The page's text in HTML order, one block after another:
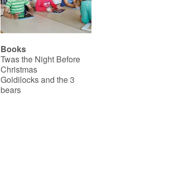
Books
Twas the Night Before
Christmas
Goldilocks and the 3
bears